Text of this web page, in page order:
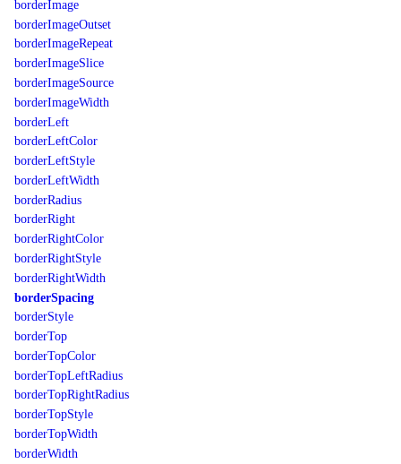
borderImage
borderImageOutset
borderImageRepeat
borderImageSlice
borderImageSource
borderImageWidth
borderLeft
borderLeftColor
borderLeftStyle
borderLeftWidth
borderRadius
borderRight
borderRightColor
borderRightStyle
borderRightWidth
borderSpacing
borderStyle
borderTop
borderTopColor
borderTopLeftRadius
borderTopRightRadius
borderTopStyle
borderTopWidth
borderWidth